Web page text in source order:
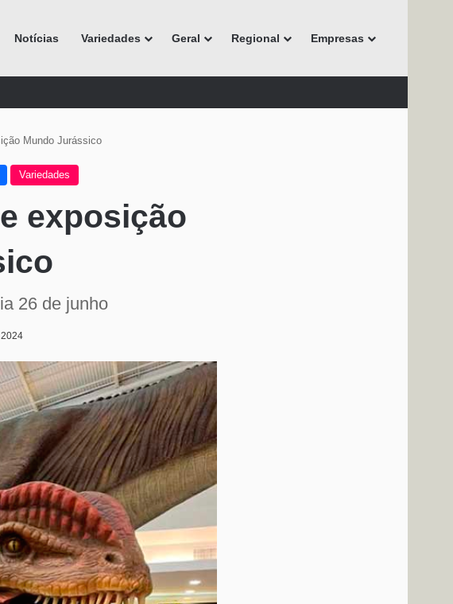
Notícias Variedades Geral Regional Empresas
Mundo Jurássico
Variedades
exposição
26 de junho